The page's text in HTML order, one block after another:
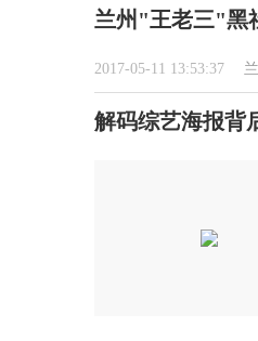
兰州"王老三"黑
2017-05-11 13:53:37
解码综艺海报背